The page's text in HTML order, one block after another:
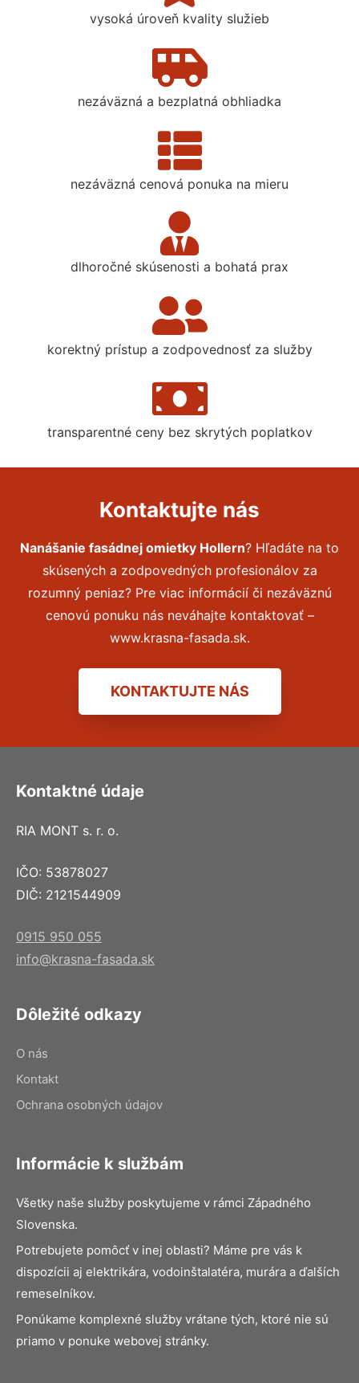
vysoká úroveň kvality služieb
nezáväzná a bezplatná obhliadka
nezáväzná cenová ponuka na mieru
dlhoročné skúsenosti a bohatá prax
korektný prístup a zodpovednosť za služby
transparentné ceny bez skrytých poplatkov
Kontaktujte nás
Nanášanie fasádnej omietky Hollern? Hľadáte na to
skúsených a zodpovedných profesionálov za
rozumný peniaz? Pre viac informácií či nezáväznú
cenovú ponuku nás neváhajte kontaktovať –
www.krasna-fasada.sk.
KONTAKTUJTE NÁS
Kontaktné údaje
RIA MONT s. r. o.
IČO: 53878027
DIČ: 2121544909
0915 950 055
info@krasna-fasada.sk
Dôležité odkazy
O nás
Kontakt
Ochrana osobných údajov
Informácie k službám
Všetky naše služby poskytujeme v rámci Západného
Slovenska.
Potrebujete pomôcť v inej oblasti? Máme pre vás k
dispozícii aj elektrikára, vodoinštalatéra, murára a ďalších
remeselníkov.
Ponúkame komplexné služby vrátane tých, ktoré nie sú
priamo v ponuke webovej stránky.